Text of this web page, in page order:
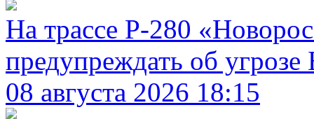
На трассе Р-280
предупреждать об
08 августа 2026 18:15